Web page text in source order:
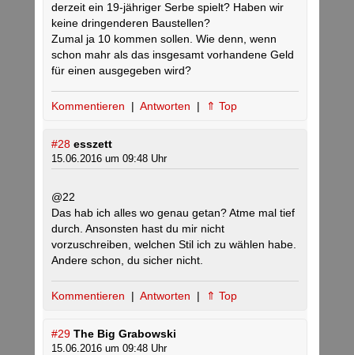
derzeit ein 19-jähriger Serbe spielt? Haben wir
keine dringenderen Baustellen?
Zumal ja 10 kommen sollen. Wie denn, wenn
schon mahr als das insgesamt vorhandene Geld
für einen ausgegeben wird?
Kommentieren | Antworten | ⇑ Top
#28 esszett
15.06.2016 um 09:48 Uhr
@22
Das hab ich alles wo genau getan? Atme mal tief
durch. Ansonsten hast du mir nicht
vorzuschreiben, welchen Stil ich zu wählen habe.
Andere schon, du sicher nicht.
Kommentieren | Antworten | ⇑ Top
#29 The Big Grabowski
15.06.2016 um 09:48 Uhr